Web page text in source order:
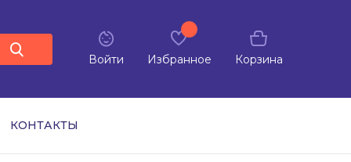
Войти Избранное Корзина
КОНТАКТЫ